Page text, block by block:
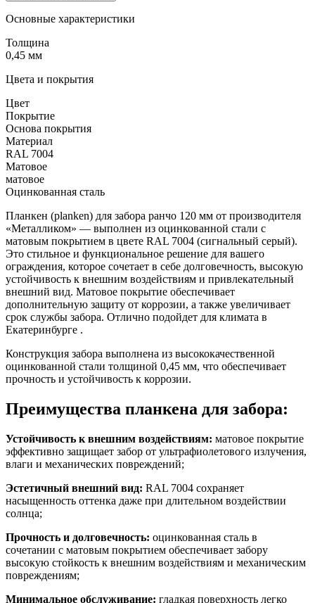
Основные характеристики
Толщина
0,45 мм
Цвета и покрытия
Цвет
Покрытие
Основа покрытия
Материал
RAL 7004
Матовое
матовое
Оцинкованная сталь
Планкен (planken) для забора ранчо 120 мм от производителя
«Металликом» — выполнен из оцинкованной стали с
матовым покрытием в цвете RAL 7004 (сигнальный серый).
Это стильное и функциональное решение для вашего
ограждения, которое сочетает в себе долговечность, высокую
устойчивость к внешним воздействиям и привлекательный
внешний вид. Матовое покрытие обеспечивает
дополнительную защиту от коррозии, а также увеличивает
срок службы забора. Отлично подойдет для климата в
Екатеринбурге .
Конструкция забора выполнена из высококачественной
оцинкованной стали толщиной 0,45 мм, что обеспечивает
прочность и устойчивость к коррозии.
Преимущества планкена для забора:
Устойчивость к внешним воздействиям: матовое покрытие
эффективно защищает забор от ультрафиолетового излучения,
влаги и механических повреждений;
Эстетичный внешний вид: RAL 7004 сохраняет
насыщенность оттенка даже при длительном воздействии
солнца;
Прочность и долговечность: оцинкованная сталь в
сочетании с матовым покрытием обеспечивает забору
высокую стойкость к внешним воздействиям и механическим
повреждениям;
Минимальное обслуживание: гладкая поверхность легко